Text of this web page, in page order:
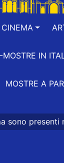
CINEMA
MOSTRE IN
MOSTRE A